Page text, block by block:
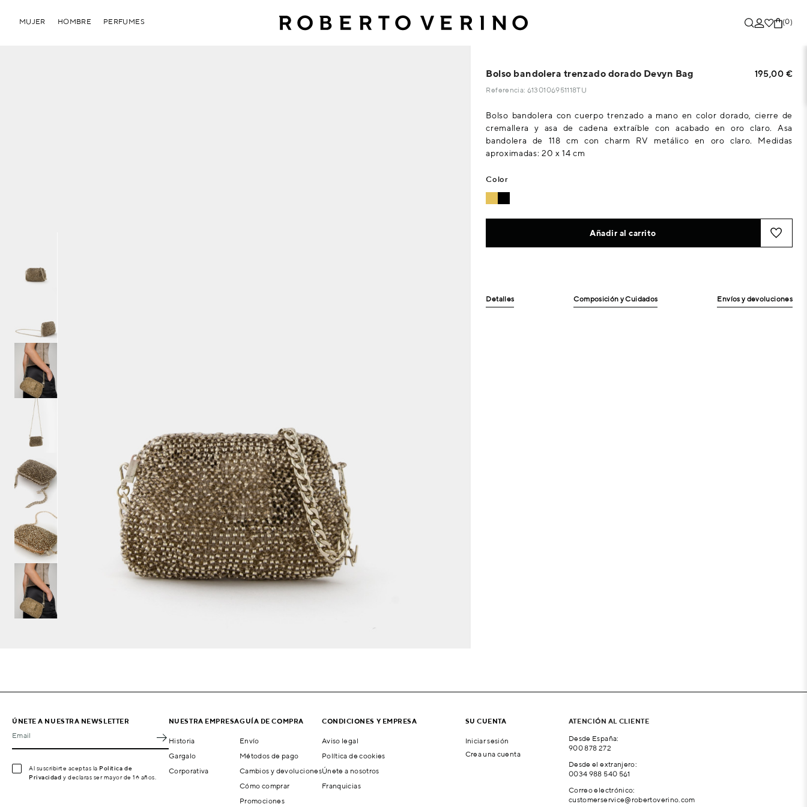
(0)
MUJER HOMBRE PERFUMES
Bolso bandolera trenzado dorado Devyn Bag 195,00 €
Referencia: 6130106951118TU
Bolso bandolera con cuerpo trenzado a mano en color dorado, cierre de
cremallera y asa de cadena extraíble con acabado en oro claro. Asa
bandolera de 118 cm con charm RV metálico en oro claro. Medidas
aproximadas: 20 x 14 cm
Color
Añadir al carrito
Detalles Composición y Cuidados Envíos y devoluciones
ÚNETE A NUESTRA NEWSLETTER
Email
Al suscribirte aceptas la Política de
Privacidad y declaras ser mayor de 16 años.
NUESTRA EMPRESA
Historia
Gargalo
Corporativa
GUÍA DE COMPRA
Envío
Métodos de pago
Cambios y devoluciones
Cómo comprar
Promociones
CONDICIONES Y EMPRESA
Aviso legal
Política de cookies
Únete a nosotros
Franquicias
SU CUENTA
Iniciar sesión
Crea una cuenta
ATENCIÓN AL CLIENTE
Desde España:
900 878 272
Desde el extranjero:
0034 988 540 561
Correo electrónico:
customerservice@robertoverino.com